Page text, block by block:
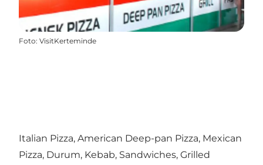
Foto: VisitKerteminde
Italian Pizza, American Deep-pan Pizza, Mexican
Pizza, Durum, Kebab, Sandwiches, Grilled